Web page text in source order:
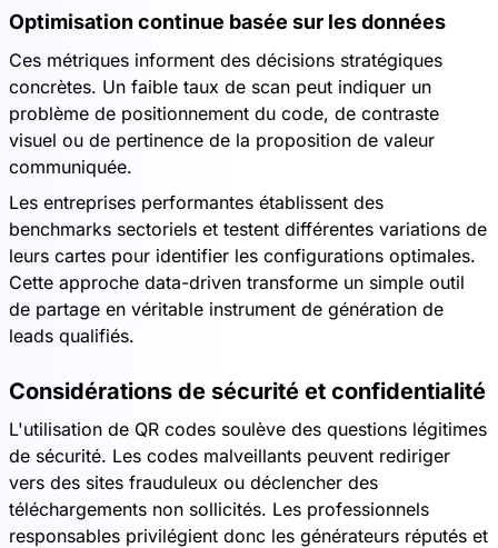
Optimisation continue basée sur les données
Ces métriques informent des décisions stratégiques
concrètes. Un faible taux de scan peut indiquer un
problème de positionnement du code, de contraste
visuel ou de pertinence de la proposition de valeur
communiquée.
Les entreprises performantes établissent des
benchmarks sectoriels et testent différentes variations de
leurs cartes pour identifier les configurations optimales.
Cette approche data-driven transforme un simple outil
de partage en véritable instrument de génération de
leads qualifiés.
Considérations de sécurité et confidentialité
L'utilisation de QR codes soulève des questions légitimes
de sécurité. Les codes malveillants peuvent rediriger
vers des sites frauduleux ou déclencher des
téléchargements non sollicités. Les professionnels
responsables privilégient donc les générateurs réputés et